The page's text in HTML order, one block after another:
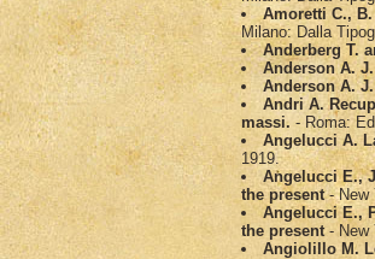
Amoretti C.,
Milano: Dalla
Anderberg T.
Anderson A.
Anderson A.
Andri A.
massi. - Roma:
Angelucci A.
1919.
Angelucci E.,
the present- New
Angelucci E.,
the present- New
Angiolillo M.